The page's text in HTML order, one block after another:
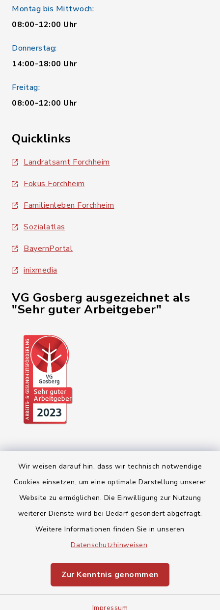
Wir weisen darauf hin, dass wir technisch notwendige
Cookies einsetzen, um eine optimale Darstellung unserer
Website zu ermöglichen. Die Einwilligung zur Nutzung
weiterer Dienste wird bei Bedarf gesondert abgefragt.
Weitere Informationen finden Sie in unseren
Datenschutzhinweisen.
Zur Kenntnis genommen
Impressum
Montag bis Mittwoch:
08:00-12:00 Uhr
Donnerstag:
14:00-18:00 Uhr
Freitag:
08:00-12:00 Uhr
Quicklinks
Landratsamt Forchheim
Fokus Forchheim
Familienleben Forchheim
Sozialatlas
BayernPortal
inixmedia
VG Gosberg ausgezeichnet als
"Sehr guter Arbeitgeber"
Barrierefreiheit